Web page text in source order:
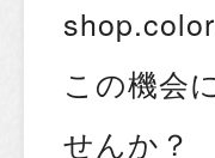
この機会
せんか？